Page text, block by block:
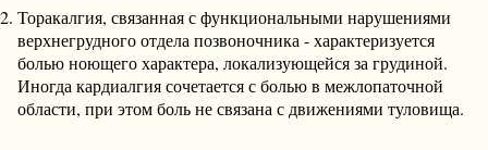
Торакалгия, связанная с функциональными нарушениями
верхнегрудного отдела позвоночника - характеризуется
болью ноющего характера, локализующейся за грудиной.
Иногда кардиалгия сочетается с болью в межлопаточной
области, при этом боль не связана с движениями туловища.